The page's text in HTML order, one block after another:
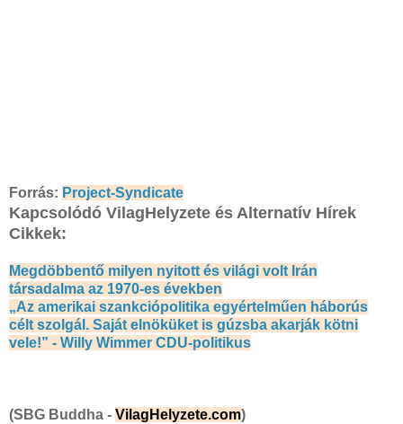
Forrás: Project-Syndicate
Kapcsolódó VilagHelyzete és Alternatív Hírek
Cikkek:
Megdöbbentő milyen nyitott és világi volt Irán
társadalma az 1970-es években
„Az amerikai szankciópolitika egyértelműen háborús
célt szolgál. Saját elnöküket is gúzsba akarják kötni
vele!” - Willy Wimmer CDU-politikus
(SBG Buddha - VilagHelyzete.com)